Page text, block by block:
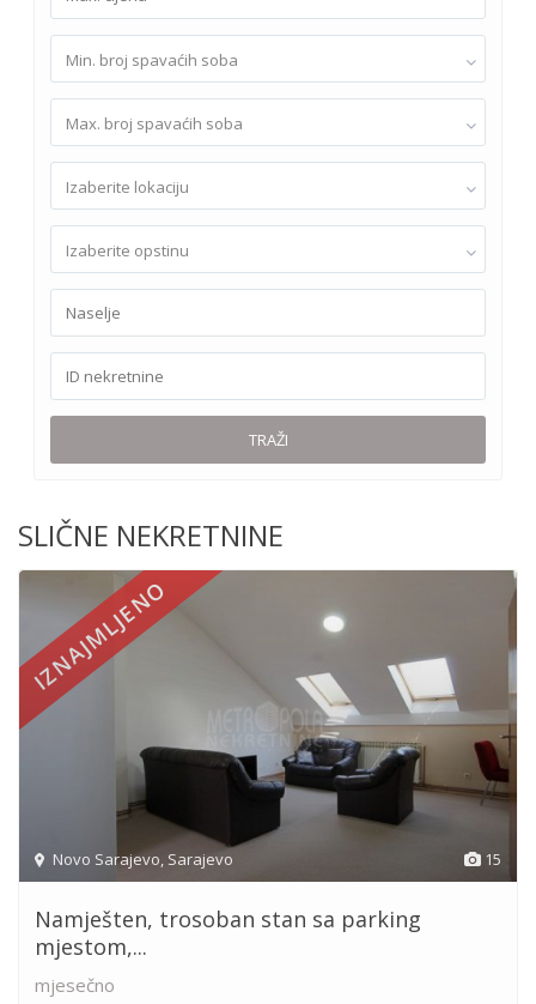
Min. broj spavaćih soba
Max. broj spavaćih soba
Izaberite lokaciju
Izaberite opstinu
TRAŽI
SLIČNE NEKRETNINE
15
Novo Sarajevo,Sarajevo
IZNAJMLJENO
Namješten, trosoban stan sa parking
mjestom,...
mjesečno